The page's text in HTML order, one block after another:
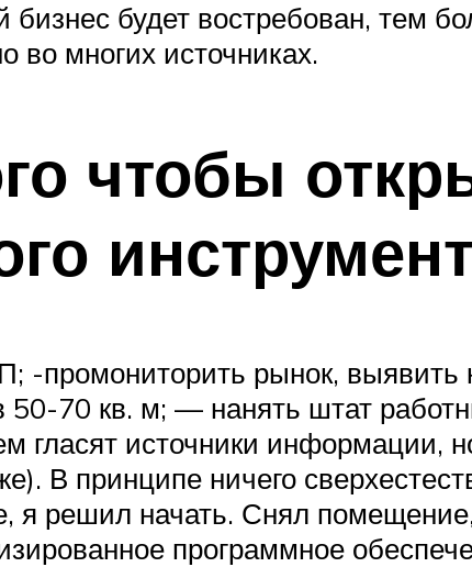
будет востребован, тем
во многих источниках.
чтобы
-промониторить рынок,
70 кв. м; — нанять штат
гласят источники информации,
В принципе ничего
я решил начать. Снял
программное